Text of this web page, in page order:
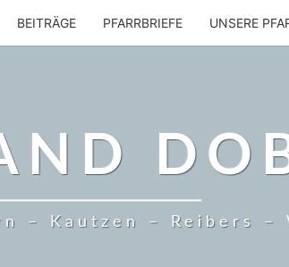
BEITRÄGE PFARRBRIEFE UNSERE
– Kautzen – Reibers –